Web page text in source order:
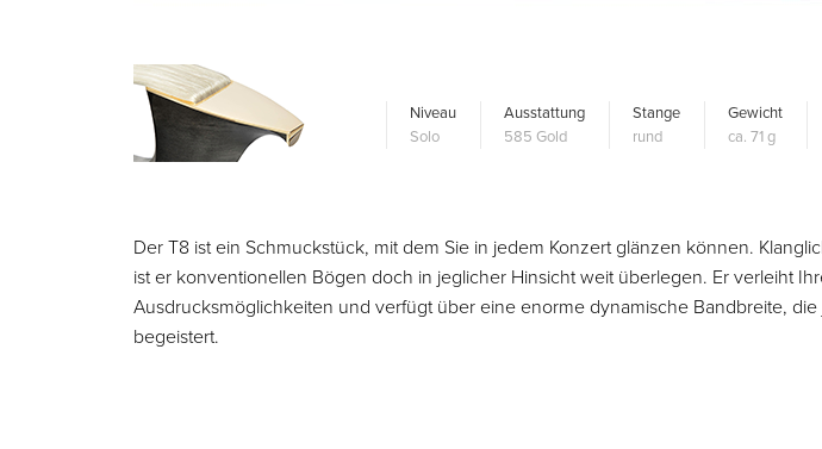
Niveau
Solo
Ausstattung
585 Gold
Stange
rund
Gewicht
ca. 71 g
Der T8 ist ein Schmuckstück, mit dem Sie in jedem Konzert glänzen können.
ist er konventionellen Bögen doch in jeglicher Hinsicht weit überlegen. Er verleiht
Ausdrucksmöglichkeiten und verfügt über eine enorme dynamische Bandbreite,
begeistert.